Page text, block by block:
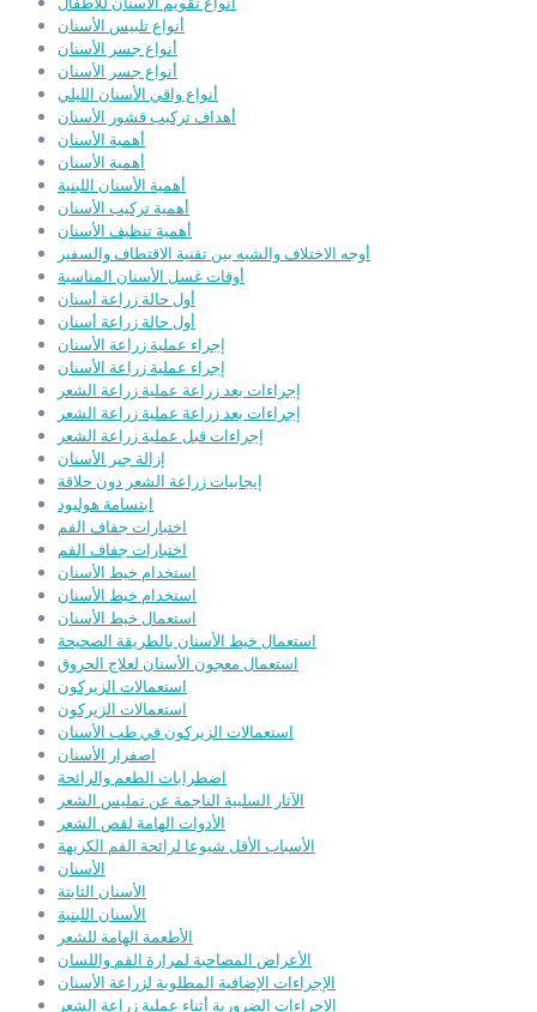
أنواع تلبيس الأسنان
أنواع جسر الأسنان
أنواع جسر الأسنان
أنواع واقي الأسنان الليلي
أهداف تركيب قشور الأسنان
أهمية الأسنان
أهمية الأسنان
أهمية الأسنان اللبنية
أهمية تركيب الأسنان
أهمية تنظيف الأسنان
أوجه الاختلاف والشبه بين تقنية الاقتطاف والسفير
أوقات غسل الأسنان المناسبة
أول حالة زراعة أسنان
أول حالة زراعة أسنان
إجراء عملية زراعة الأسنان
إجراء عملية زراعة الأسنان
إجراءات بعد زراعة عملية زراعة الشعر
إجراءات بعد زراعة عملية زراعة الشعر
إجراءات قبل عملية زراعة الشعر
إزالة جير الأسنان
إيجابيات زراعة الشعر دون حلاقة
ابتسامة هوليود
اختبارات جفاف الفم
اختبارات جفاف الفم
استخدام خيط الأسنان
استخدام خيط الأسنان
استعمال خيط الأسنان
استعمال خيط الأسنان بالطريقة الصحيحة
استعمال معجون الأسنان لعلاج الحروق
استعمالات الزيركون
استعمالات الزيركون
استعمالات الزيركون في طب الأسنان
اصفرار الأسنان
اضطرابات الطعم والرائحة
الآثار السلبية الناجمة عن تمليس الشعر
الأدوات الهامة لقص الشعر
الأسباب الأقل شيوعا لرائحة الفم الكريهة
الأسنان
الأسنان الثابتة
الأسنان اللبنية
الأطعمة الهامة للشعر
الأعراض المصاحبة لمرارة الفم واللسان
الإجراءات الإضافية المطلوبة لزراعة الأسنان
الإجراءات الضرورية أثناء عملية زراعة الشعر